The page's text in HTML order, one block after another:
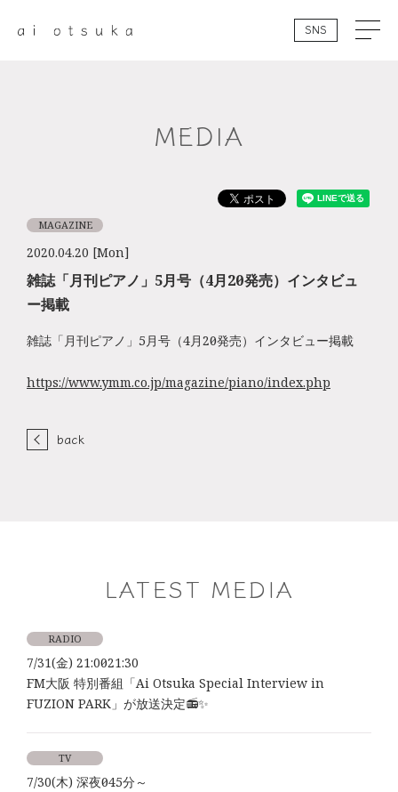
SNS
MEDIA
2020.04.20 [Mon]
MAGAZINE
雑誌「月刊ピアノ」5月号（4月20日発売）インタビュ
ー掲載
雑誌「月刊ピアノ」5月号（4月20日発売）インタビュー掲載
https://www.ymm.co.jp/magazine/piano/index.php
back
LATEST MEDIA
RADIO
7/31(金) 21:00～21:30
FM大阪 特別番組「Ai Otsuka Special Interview in
FUZION PARK」が放送決定📻✨
TV
7/30(木) 深夜0時45分～